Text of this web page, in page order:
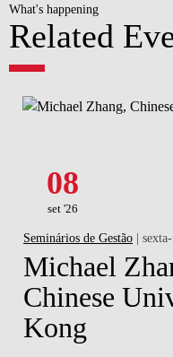
What's happening
Related
08
set '26
Seminários de Gestão |
Michael
Chinese
Kong